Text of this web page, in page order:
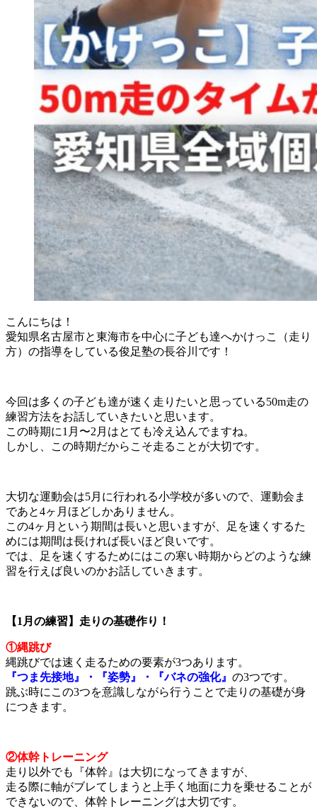
こんにちは！
愛知県名古屋市と東海市を中心に子ども達へかけっこ（走り
方）の指導をしている俊足塾の長谷川です！
今回は多くの子ども達が速く走りたいと思っている50m走の
練習方法をお話していきたいと思います。
この時期に1月〜2月はとても冷え込んでますね。
しかし、この時期だからこそ走ることが大切です。
大切な運動会は5月に行われる小学校が多いので、運動会ま
であと4ヶ月ほどしかありません。
この4ヶ月という期間は長いと思いますが、足を速くするた
めには期間は長ければ長いほど良いです。
では、足を速くするためにはこの寒い時期からどのような練
習を行えば良いのかお話していきます。
【1月の練習】走りの基礎作り！
①縄跳び
縄跳びでは速く走るための要素が3つあります。
『つま先接地』・『姿勢』・『バネの強化』 の3つです。
跳ぶ時にこの3つを意識しながら行うことで走りの基礎が身
につきます。
②体幹トレーニング
走り以外でも『体幹』は大切になってきますが、
走る際に軸がブレてしまうと上手く地面に力を乗せることが
できないので、体幹トレーニングは大切です。